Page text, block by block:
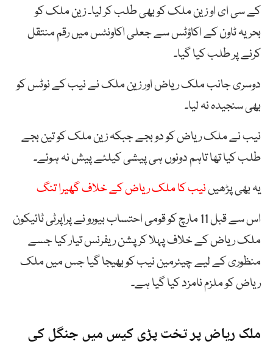
کے سی ای او زین ملک کو بھی طلب کر لیا۔ زین ملک کو
بحریہ ٹاون کے اکاؤٹس سے جعلی اکاونٹس میں رقم منتقل
کرنے پر طلب کیا گیا۔
دوسری جانب ملک ریاض اور زین ملک نے نیب کے نوٹس کو
بھی سنجیدہ نہ لیا۔
نیب نے ملک ریاض کو دو بجے جبکہ زین ملک کو تین بجے
طلب کیا تھا تاہم دونوں ہی پیشی کیلئے پیش نہ ہوئے۔
یہ بھی پڑھیںنیب کا ملک ریاض کے خلاف گھیرا تنگ
اس سے قبل 11 مارچ کو قومی احتساب بیورو نے پراپرٹی ٹائیکون
ملک ریاض کے خلاف پہلا کرپشن ریفرنس تیار کیا جسے
منظوری کے لیے چیئرمین نیب کو بھیجا گیا جس میں ملک
ریاض کو ملزم نامزد کیا گیا ہے۔
ملک ریاض پر تخت پڑی کیس میں جنگل کی